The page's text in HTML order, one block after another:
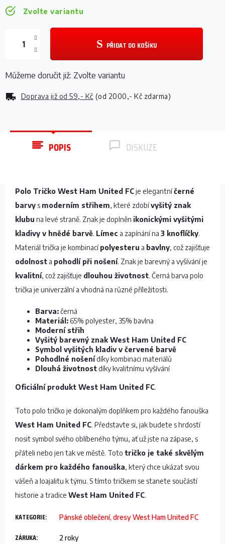
Zvolte variantu
Doprava již od 59,- Kč (od 2000,- Kč zdarma)
PŘIDAT DO KOŠÍKU
Můžeme doručit již: Zvolte variantu
POPIS DISKUZE
Polo Tričko West Ham United FCje elegantníčerné
barvys moderním střihem, které zdobívyšitý znak
klubu na levé straně. Znak je doplněn ikonickými vyšitými
kladivy v hnědé barvě. Límec a zapínání na 3 knoflíčky.
Materiál trička je kombinacípolyesteru a bavlny, což zajišťuje
odolnost a pohodlí při nošení. Znak je barevný a vyšívání je
kvalitní, což zajišťuje dlouhou životnost. Černá barva polo
trička je univerzální a vhodná na různé příležitosti.
Barva:černá
Materiál:65% polyester, 35% bavlna
Moderní střih
Vyšitý barevný znak West Ham United FC
Symbol vyšitých kladiv v červené barvě
Pohodlné nošenídíky kombinaci materiálů
Dlouhá životnostdíky kvalitnímu vyšívání
Oficiální produkt West Ham United FC.
Toto polo tričko je dokonalým doplňkem pro každého fanouška
West Ham United FC. Představte si, jak budete s hrdostí
nosit symbol svého oblíbeného týmu, ať už jste na zápase, s
přáteli nebo jen tak ve městě. Toto tričko je také skvělým
dárkem pro každého fanouška, který chce ukázat svou
vášeň a loajalitu k týmu. S tímto tričkem se stanete součástí
historie a tradice West Ham United FC.
KATEGORIE: Pánské oblečení, dresy West Ham United FC
ZÁRUKA: 2 roky